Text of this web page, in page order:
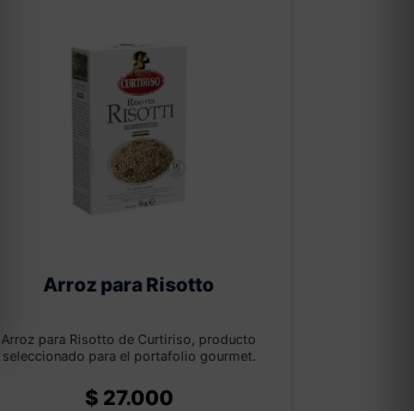
Arroz para Risotto
Arroz para Risotto de Curtiriso, producto
seleccionado para el portafolio gourmet.
$27.000